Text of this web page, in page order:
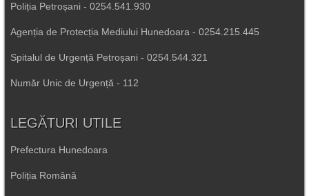
Poliția Petroșani - 0254.541.930
Agenția de Protecția Mediului Hunedoara - 0254.215.445
Spitalul de Urgență Petroșani - 0254.544.321
Număr Unic de Urgență - 112
LEGĂTURI UTILE
Prefectura Hunedoara
Poliția Română